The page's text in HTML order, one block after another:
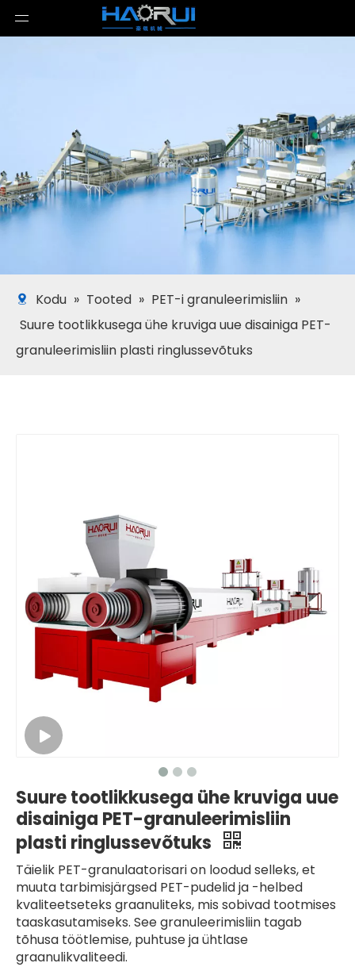
Kodu » Tooted » PET-i granuleerimisliin »
Suure tootlikkusega ühe kruviga uue disainiga PET-
granuleerimisliin plasti ringlussevõtuks
Suure tootlikkusega ühe kruviga uue
disainiga PET-granuleerimisliin
plasti ringlussevõtuks
Täielik PET-granulaatorisari on loodud selleks, et
muuta tarbimisjärgsed PET-pudelid ja -helbed
kvaliteetseteks graanuliteks, mis sobivad tootmises
taaskasutamiseks. See granuleerimisliin tagab
tõhusa töötlemise, puhtuse ja ühtlase
graanulikvaliteedi.